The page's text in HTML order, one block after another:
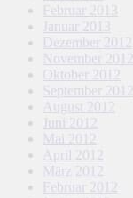
Februar 2013
Januar 2013
Dezember 2012
November 2012
Oktober 2012
September 2012
August 2012
Juni 2012
Mai 2012
April 2012
März 2012
Februar 2012